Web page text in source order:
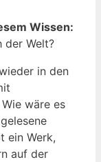
Wissen:
der Welt?
in den
⁢wäre es
ein Werk,
auf der